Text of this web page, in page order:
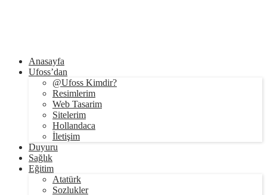
Anasayfa
Ufoss’dan
@Ufoss Kimdir?
Resimlerim
Web Tasarim
Sitelerim
Hollandaca
İletişim
Duyuru
Sağlık
Eğitim
Atatürk
Sozlukler